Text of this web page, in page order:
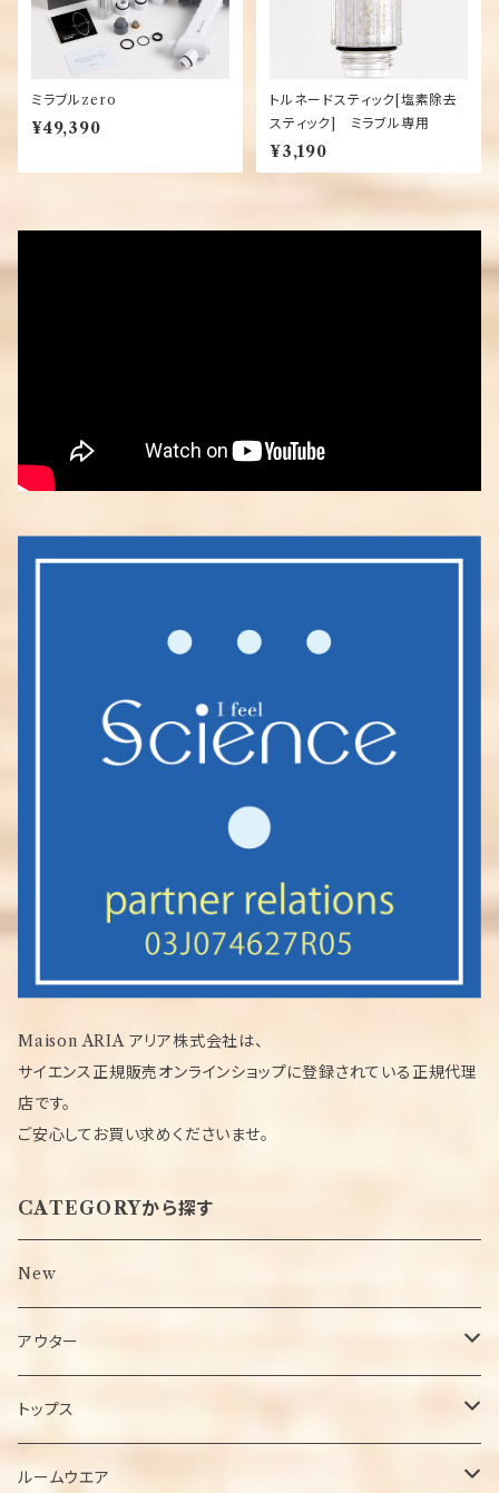
ミラブルzero
¥49,390
トルネードスティック[塩素除去
スティック] ミラブル専用
¥3,190
Maison ARIA アリア株式会社は、
サイエンス正規販売オンラインショップに登録されている正規代理
店です。
ご安心してお買い求めくださいませ。
CATEGORYから探す
New
アウター
ジャケット
ブルゾン
トップス
Tシャツ
ルームウエア